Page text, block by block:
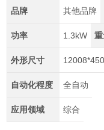
品牌 其他品牌
功率 1.3kW
外形尺寸
自动化程度 全自动
应用领域 综合